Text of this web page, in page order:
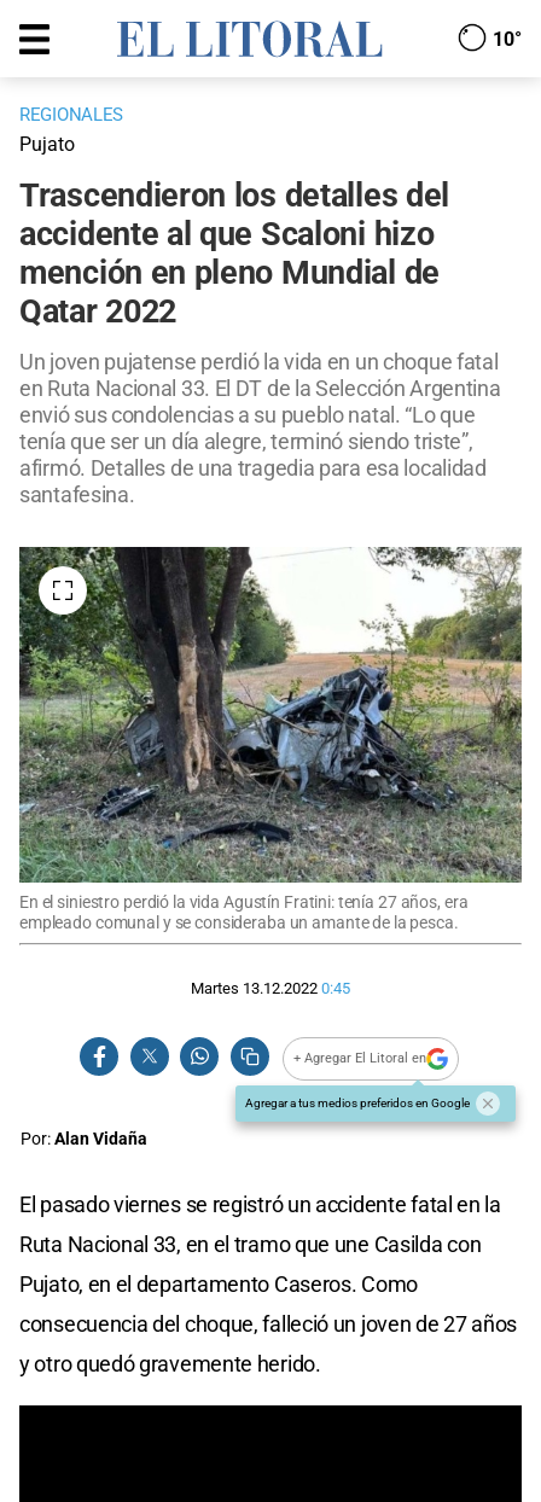
10°
REGIONALES
Pujato
Trascendieron los detalles del
accidente al que Scaloni hizo
mención en pleno Mundial de
Qatar 2022
Un joven pujatense perdió la vida en un choque fatal
en Ruta Nacional 33. El DT de la Selección Argentina
envió sus condolencias a su pueblo natal. “Lo que
tenía que ser un día alegre, terminó siendo triste”,
afirmó. Detalles de una tragedia para esa localidad
santafesina.
En el siniestro perdió la vida Agustín Fratini: tenía 27 años, era
empleado comunal y se consideraba un amante de la pesca.
Martes 13.12.2022 0:45
+ Agregar El Litoral en
Agregar a tus medios preferidos en Google
Por:Alan Vidaña
El pasado viernes se registró un accidente fatal en la
Ruta Nacional 33, en el tramo que une Casilda con
Pujato, en el departamento Caseros. Como
consecuencia del choque, falleció un joven de 27 años
y otro quedó gravemente herido.